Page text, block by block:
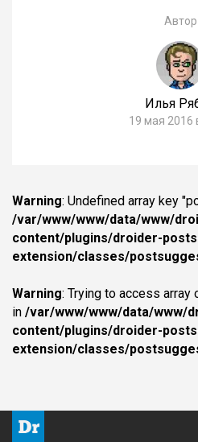
Автор
Илья
19 мая 2016
Warning: Undefined array key
/var/www/www/data/www/
content/plugins/droider-
extension/classes/
Warning: Trying to access array
in /var/www/www/data/www/
content/plugins/droider-
extension/classes/